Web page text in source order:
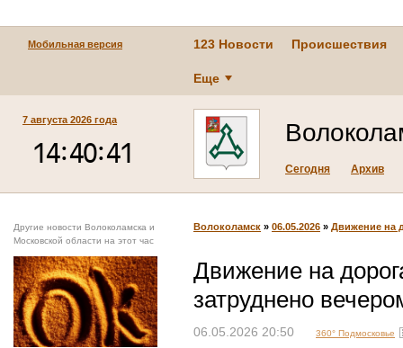
Мобильная версия 123 Новости Происшествия
Еще
7 августа 2026 года
Сегодня Архив
Другие новости Волоколамска и
Московской области на этот час
Волоколамск » 06.05.2026 » Движение на
Движение на
затруднено
06.05.2026 20:50 360° Подмосковье